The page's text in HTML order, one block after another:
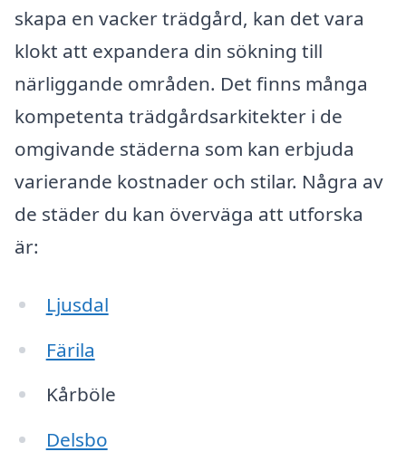
skapa en vacker trädgård, kan det vara
klokt att expandera din sökning till
närliggande områden. Det finns många
kompetenta trädgårdsarkitekter i de
omgivande städerna som kan erbjuda
varierande kostnader och stilar. Några av
de städer du kan överväga att utforska
är:
Ljusdal
Färila
Kårböle
Delsbo